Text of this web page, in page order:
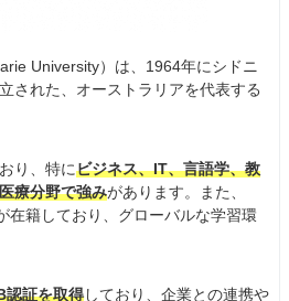
University）は、1964年にシドニ
された、オーストラリアを代表する
り、特にビジネス、IT、言語学、教
療分野で強みがあります。また、
在籍しており、グローバルな学習環
認証を取得 しており、企業との連携や